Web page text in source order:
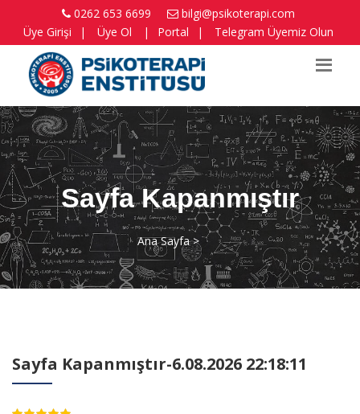
0262 653 6699
bilgi@psikoterapi.com
Üye Girişi
| Üye Ol | Portal | Telegram Üyemiz Olun
Sayfa Kapanmıştır
Ana Sayfa >
Sayfa Kapanmıştır-6.08.2026 22:18:11